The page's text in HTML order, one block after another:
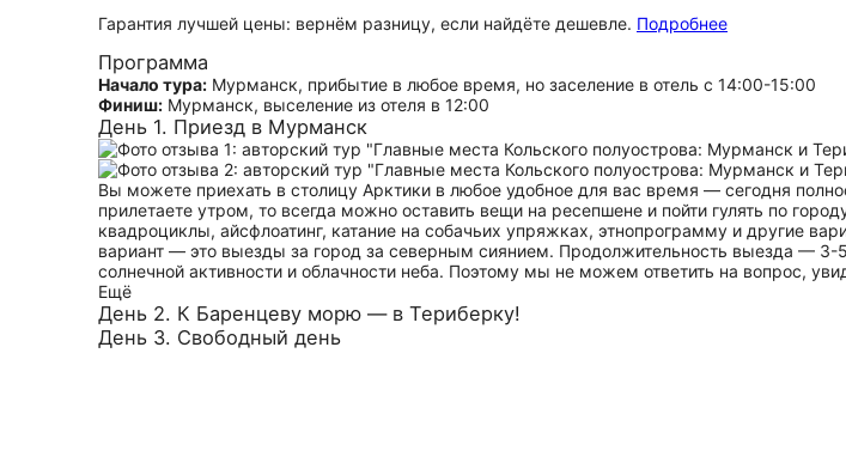
Гарантия лучшей цены: вернём разницу, если найдёте дешевле. Подробнее
Программа
Начало тура: Мурманск, прибытие в любое время, но заселение в отель с 14:00-15:00
Финиш: Мурманск, выселение из отеля в 12:00
День 1. Приезд в Мурманск
Вы можете приехать в столицу Арктики в любое удобное для вас время — сегодня
прилетаете утром, то всегда можно оставить вещи на ресепшене и пойти гулять по
квадроциклы, айсфлоатинг, катание на собачьих упряжках, этнопрограмму и другие
вариант — это выезды за город за северным сиянием. Продолжительность выезда — 3-
солнечной активности и облачности неба. Поэтому мы не можем ответить на вопрос,
Ещё
День 2. К Баренцеву морю — в Териберку!
День 3. Свободный день